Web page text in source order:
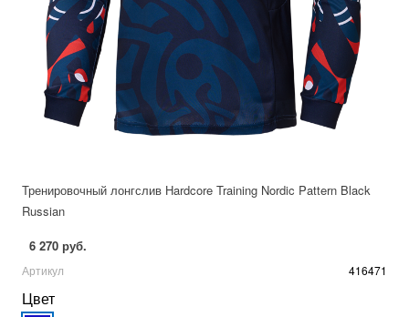
Тренировочный лонгслив Hardcore Training Nordic Pattern Black
Russian
6 270 руб.
Артикул 416471
Цвет